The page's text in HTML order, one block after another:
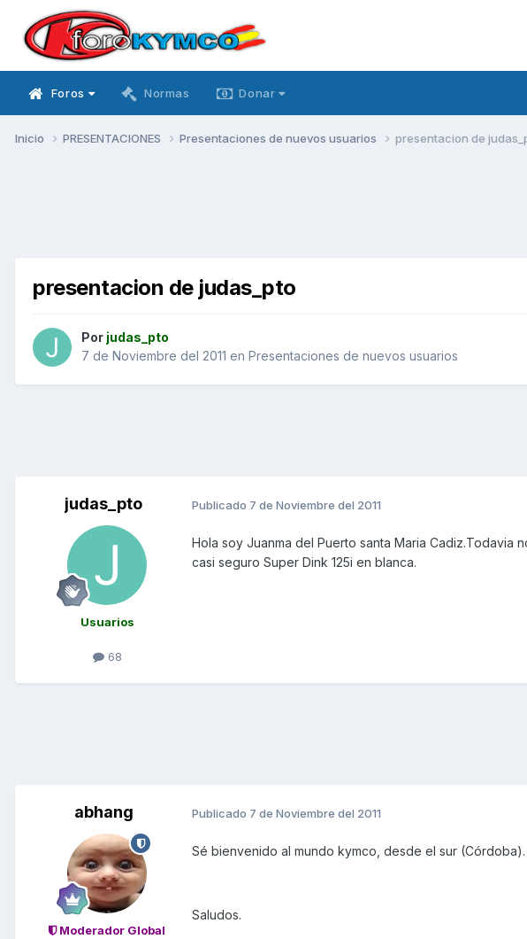
Foros Normas Donar
Inicio PRESENTACIONES Presentaciones de nuevos usuarios presentacion de
presentacion de judas_pto
Por judas_pto
7 de Noviembre del 2011 en Presentaciones de nuevos usuarios
judas_pto
Usuarios
68
Publicado 7 de Noviembre del 2011
Hola soy Juanma del Puerto santa Maria
casi seguro Super Dink 125i en blanca.
abhang
Moderador Global
Publicado 7 de Noviembre del 2011
Sé bienvenido al mundo kymco, desde el sur (Córdoba).
Saludos.